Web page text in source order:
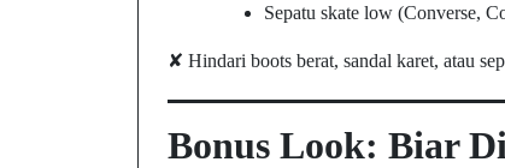
Sepatu skate low (Converse,
✘ Hindari boots berat, sandal karet, atau
Bonus Look: Biar